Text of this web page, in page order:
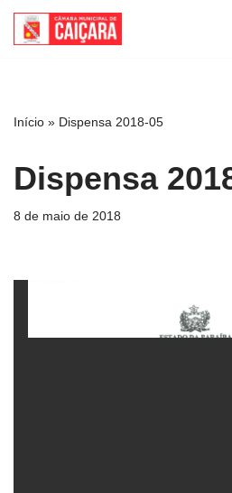
Pular
Início » Dispensa 2018-05
Dispensa
8 de maio de 2018